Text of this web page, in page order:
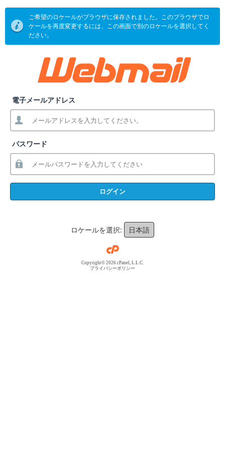
ご希望のロケールがブラウザに保存されました。このブラウザでロ
ケールを再度変更するには、この画面で別のロケールを選択してく
ださい。
電子メールアドレス
パスワード
ログイン
ロケールを選択: 日本語
Copyright© 2026 cPanel, L.L.C.
プライバシーポリシー